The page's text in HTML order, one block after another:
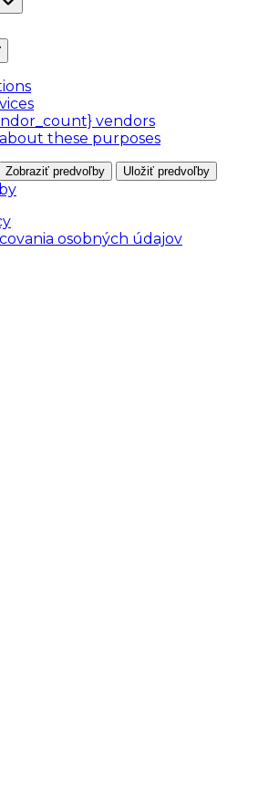
vendors
these purposes
Zobraziť predvoľby Uložiť predvoľby
osobných údajov